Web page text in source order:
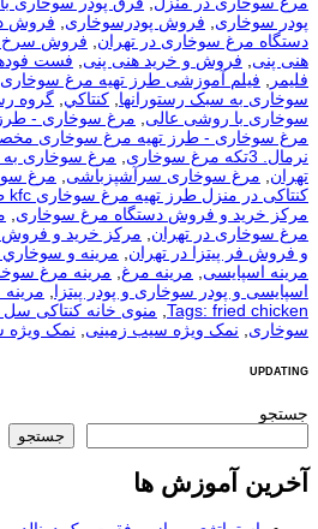
پودر سوخاری, فروش پودرسوخاری, فروش
دستگاه مرغ سوخاری در تهران, فروش سرخ
هنی پنی, فروش و خرید هنی پنی, فست
فلیمر , فیلم آموزشی طرز تهیه مرغ سوخاری
سوخاری به سبک رستورانها, كنتاكي, گروه
سوخاری با روشی عالی, مرغ سوخاری -
مرغ سوخاری - طرز تهیه مرغ سوخاری
نرمال. 3تکه مرغ سوخاری
, مرغ سوخاری به
تهران, مرغ سوخاری سرآشپزباشی, مرغ
کنتاکی در منزل طرز تهیه مرغ سوخاری kfc طرز تهیه مرغ سوخاری در فر
مرکز خرید و فروش دستگاه مرغ سوخاری,
مرغ سوخاری در تهران, مرکز خرید و فروش
و فروش فر پیتزا در تهران, مرينه و
مرینه اسپایسی, مرینه مرغ, مرینه مرغ
اسپایسی و پودر سوخاری و پودر پیتزا, مرینه
Tags: fried chicken
, منوی خانه کنتاکی سل
سوخاری, نمک ویژه سیب زمینی, نمک ویژه
UPDATING
جستجو
جستجو
آخرین آموزش ها